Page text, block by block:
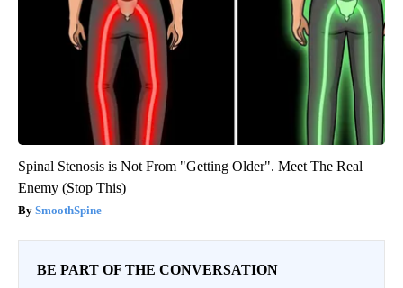
Spinal Stenosis is Not From "Getting Older". Meet The Real
Enemy (Stop This)
SmoothSpine
BE PART OF THE CONVERSATION